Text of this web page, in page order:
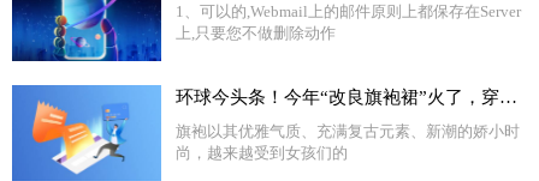
1、可以的,Webmail上的邮件原则上都保存在Server
上,只要您不做删除动作
环球今头条！今年“改良旗袍裙”火了，穿上身高雅时尚，老少皆宜，很女神范儿
旗袍以其优雅气质、充满复古元素、新潮的娇小时
尚，越来越受到女孩们的